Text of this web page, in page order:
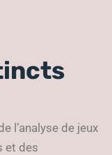
l’analyse de jeux
et des